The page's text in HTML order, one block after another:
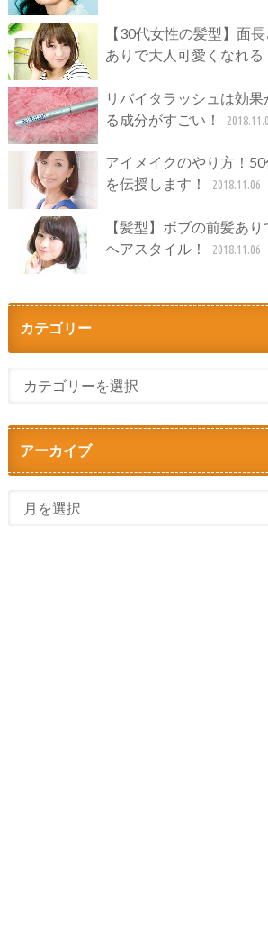
【30代女性の髪型】面
ありで大人可愛くなれる
リバイタラッシュは効
る成分がすごい！
アイメイクのやり方！
を伝授します！
2018.11.06
【髪型】ボブの前髪あ
ヘアスタイル！
2018.11.06
カテゴリー
アーカイブ